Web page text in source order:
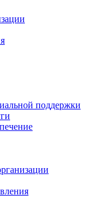
поддержки